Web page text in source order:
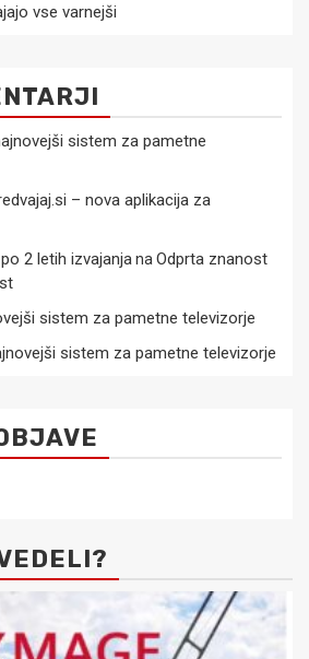
vse varnejši
sistem za pametne
– nova aplikacija za
2 letih izvajanja na Odprta znanost
sistem za pametne televizorje
sistem za pametne televizorje